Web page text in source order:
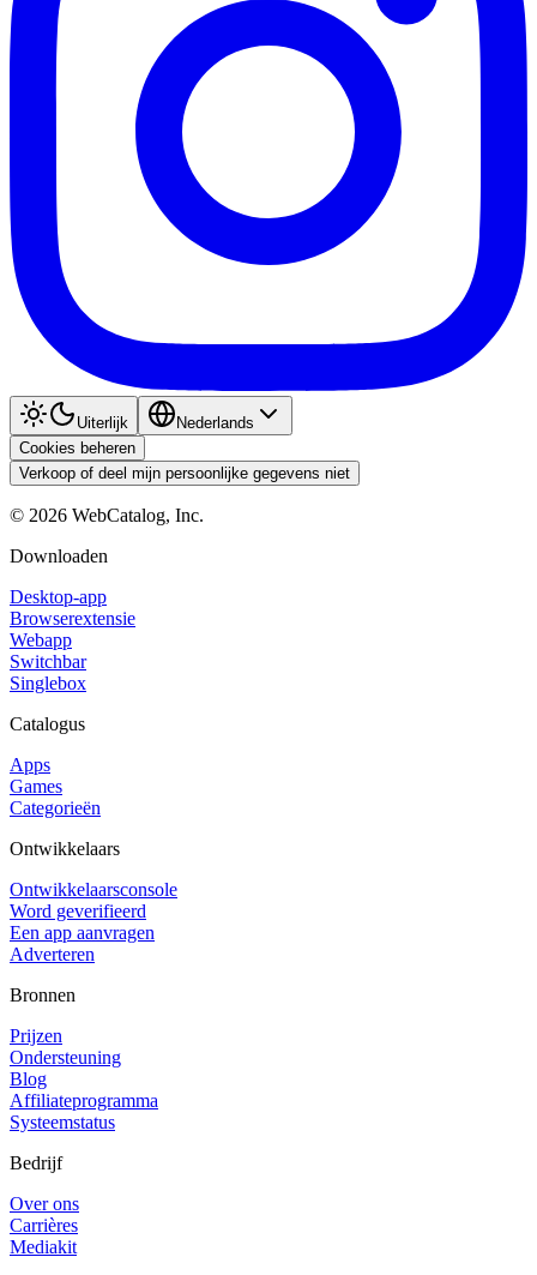
Uiterlijk
Nederlands
Cookies beheren
Verkoop of deel mijn persoonlijke gegevens niet
© 2026 WebCatalog, Inc.
Downloaden
Desktop-app
Browserextensie
Webapp
Switchbar
Singlebox
Catalogus
Apps
Games
Categorieën
Ontwikkelaars
Ontwikkelaarsconsole
Word geverifieerd
Een app aanvragen
Adverteren
Bronnen
Prijzen
Ondersteuning
Blog
Affiliateprogramma
Systeemstatus
Bedrijf
Over ons
Carrières
Mediakit